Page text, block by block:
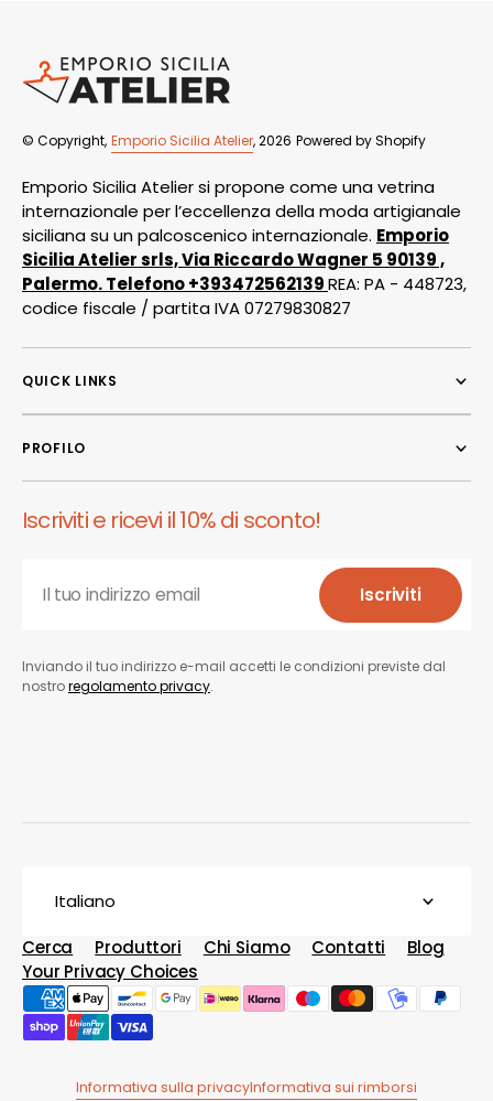
© Copyright, Emporio Sicilia Atelier, 2026 Powered by Shopify
Emporio Sicilia Atelier si propone come una vetrina
internazionale per l’eccellenza della moda artigianale
siciliana su un palcoscenico internazionale. Emporio
Sicilia Atelier srls, Via Riccardo Wagner 5 90139 ,
Palermo. Telefono +393472562139REA: PA - 448723,
codice fiscale / partita IVA 07279830827
QUICK LINKS
PROFILO
Iscriviti e ricevi il 10% di sconto!
Il tuo indirizzo email
Iscriviti
Inviando il tuo indirizzo e-mail accetti le condizioni previste dal
nostroregolamento privacy.
Italiano
Cerca
Produttori Chi Siamo Contatti
Blog
Your Privacy Choices
Informativa sulla privacyInformativa sui rimborsi